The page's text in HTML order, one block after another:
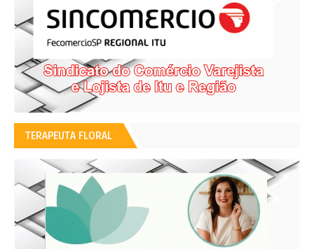
TERAPEUTA FLORAL